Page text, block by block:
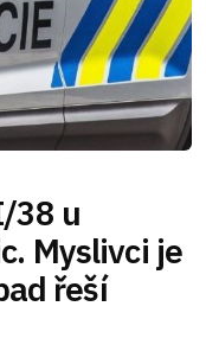
38 u
Myslivci je
řeší